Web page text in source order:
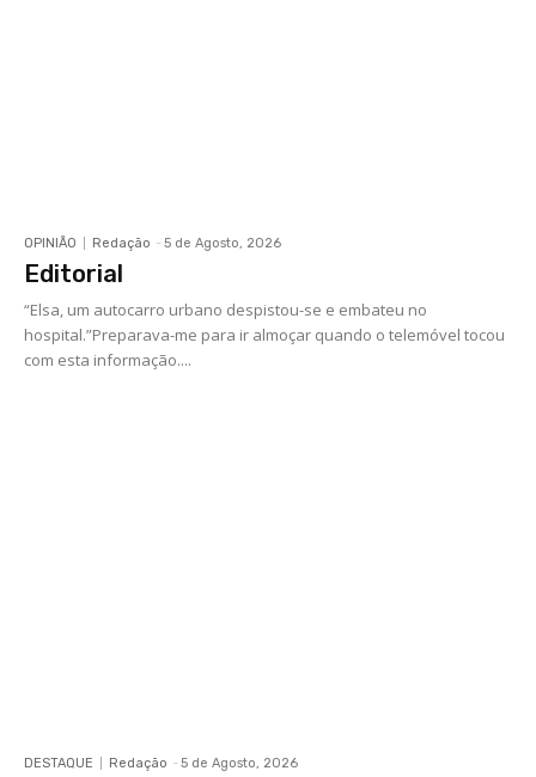
OPINIÃO Redação - 5 de Agosto, 2026
Editorial
“Elsa, um autocarro urbano despistou-se e embateu no
hospital.”Preparava-me para ir almoçar quando o telemóvel tocou
com esta informação....
DESTAQUE Redação - 5 de Agosto, 2026